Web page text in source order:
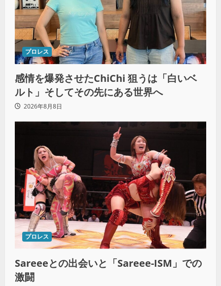
プロレス
感情を爆発させたChiChi 狙うは「白いベ
ルト」そしてその先にある世界へ
2026年8月8日
プロレス
Sareeeとの出会いと「Sareee-ISM」での
激闘